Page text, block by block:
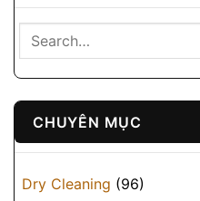
CHUYÊN MỤC
Dry Cleaning (96)